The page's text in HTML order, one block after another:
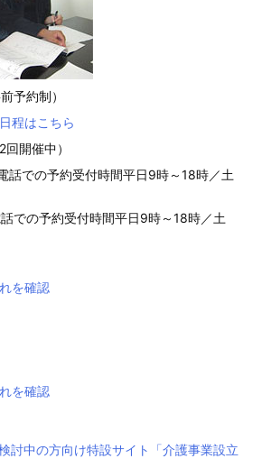
予約制）
程はこちら
回開催中）
での予約受付時間平日9時～18時／土
での予約受付時間平日9時～18時／土
を確認
を確認
討中の方向け特設サイト「介護事業設立